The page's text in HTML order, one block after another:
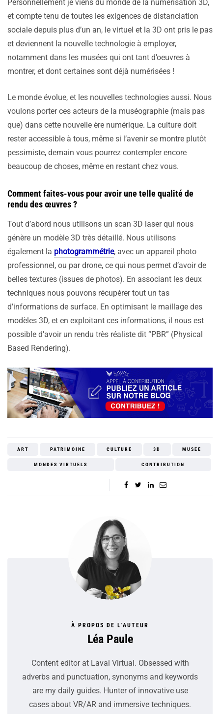
Personnellement je viens du monde de la numérisation 3D,
et compte tenu de toutes les exigences de distanciation
sociale depuis plus d’un an, le virtuel et la 3D ont pris le pas
et deviennent la nouvelle technologie à employer,
notamment dans les musées qui ont tant d’oeuvres à
montrer, et dont certaines sont déjà numérisées !
Le monde évolue, et les nouvelles technologies aussi. Nous
voulons porter ces acteurs de la muséographie (mais pas
que) dans cette nouvelle ère numérique. La culture doit
rester accessible à tous, même si l’avenir se montre plutôt
pessimiste, demain vous pourrez contempler encore
beaucoup de choses, même en restant chez vous.
Comment faites-vous pour avoir une telle qualité de
rendu des œuvres ?
Tout d’abord nous utilisons un scan 3D laser qui nous
génère un modèle 3D très détaillé. Nous utilisons
également la photogrammétrie, avec un appareil photo
professionnel, ou par drone, ce qui nous permet d’avoir de
belles textures (issues de photos). En associant les deux
techniques nous pouvons récupérer tout un tas
d’informations de surface. En optimisant le maillage des
modèles 3D, et en exploitant ces informations, il nous est
possible d’avoir un rendu très réaliste dit “PBR” (Physical
Based Rendering).
ART PATRIMOINE CULTURE 3D MUSEE
MONDES VIRTUELS CONTRIBUTION
À PROPOS DE L'AUTEUR
Léa Paule
Content editor at Laval Virtual. Obsessed with
adverbs and punctuation, synonyms and keywords
are my daily guides. Hunter of innovative use
cases about VR/AR and immersive techniques.